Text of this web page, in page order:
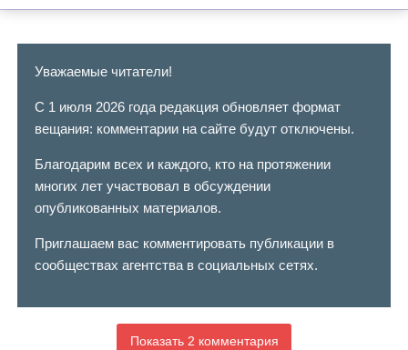
Уважаемые читатели!
С 1 июля 2026 года редакция обновляет формат
вещания: комментарии на сайте будут отключены.
Благодарим всех и каждого, кто на протяжении
многих лет участвовал в обсуждении
опубликованных материалов.
Приглашаем вас комментировать публикации в
сообществах агентства в социальных сетях.
Показать 2 комментария